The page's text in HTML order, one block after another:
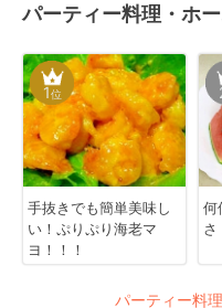
パーティー料理・ホ
1位
手抜きでも簡単美味し
い！ぷりぷり海老マ
ヨ！！！
何
さ
パーティー料